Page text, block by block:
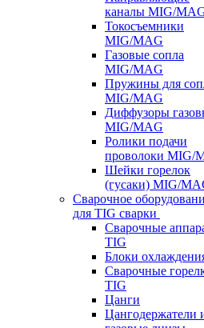
каналы MIG/
Токосъемники
MIG/MAG
Газовые сопла
MIG/MAG
Пружины для
MIG/MAG
Диффузоры
MIG/MAG
Ролики подачи
проволоки MIG/
Шейки горелок
(гусаки) MIG/
Сварочное
для TIG сварки
Сварочные
TIG
Блоки
Сварочные
TIG
Цанги
Цангодержатели